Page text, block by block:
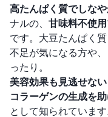
高たんぱく質でしなや
ナルの、 甘味料不使
です。大豆たんぱく
不足が気になる方や
ったり。
美容効果も見逃せない
コラーゲンの生成を
として知られていま